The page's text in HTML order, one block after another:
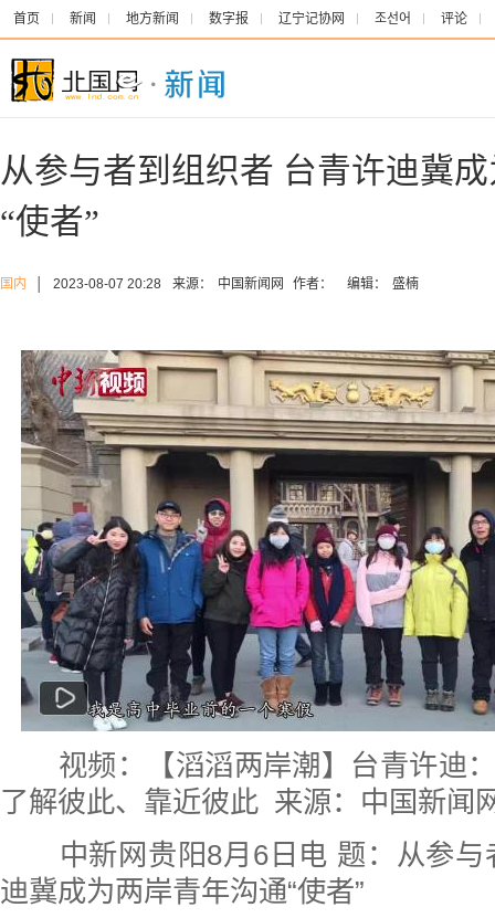
首页 新闻 地方新闻 数字报 辽宁记协网 조선어 评论
从参与者到组织者 台青许迪冀
“使者”
国内 2023-08-07 20:28 来源： 中国新闻网 作者： 编辑： 盛楠
视频：【滔滔两岸潮】台青许迪：
了解彼此、靠近彼此 来源：中国新闻
中新网贵阳8月6日电 题：从参与
迪冀成为两岸青年沟通“使者”